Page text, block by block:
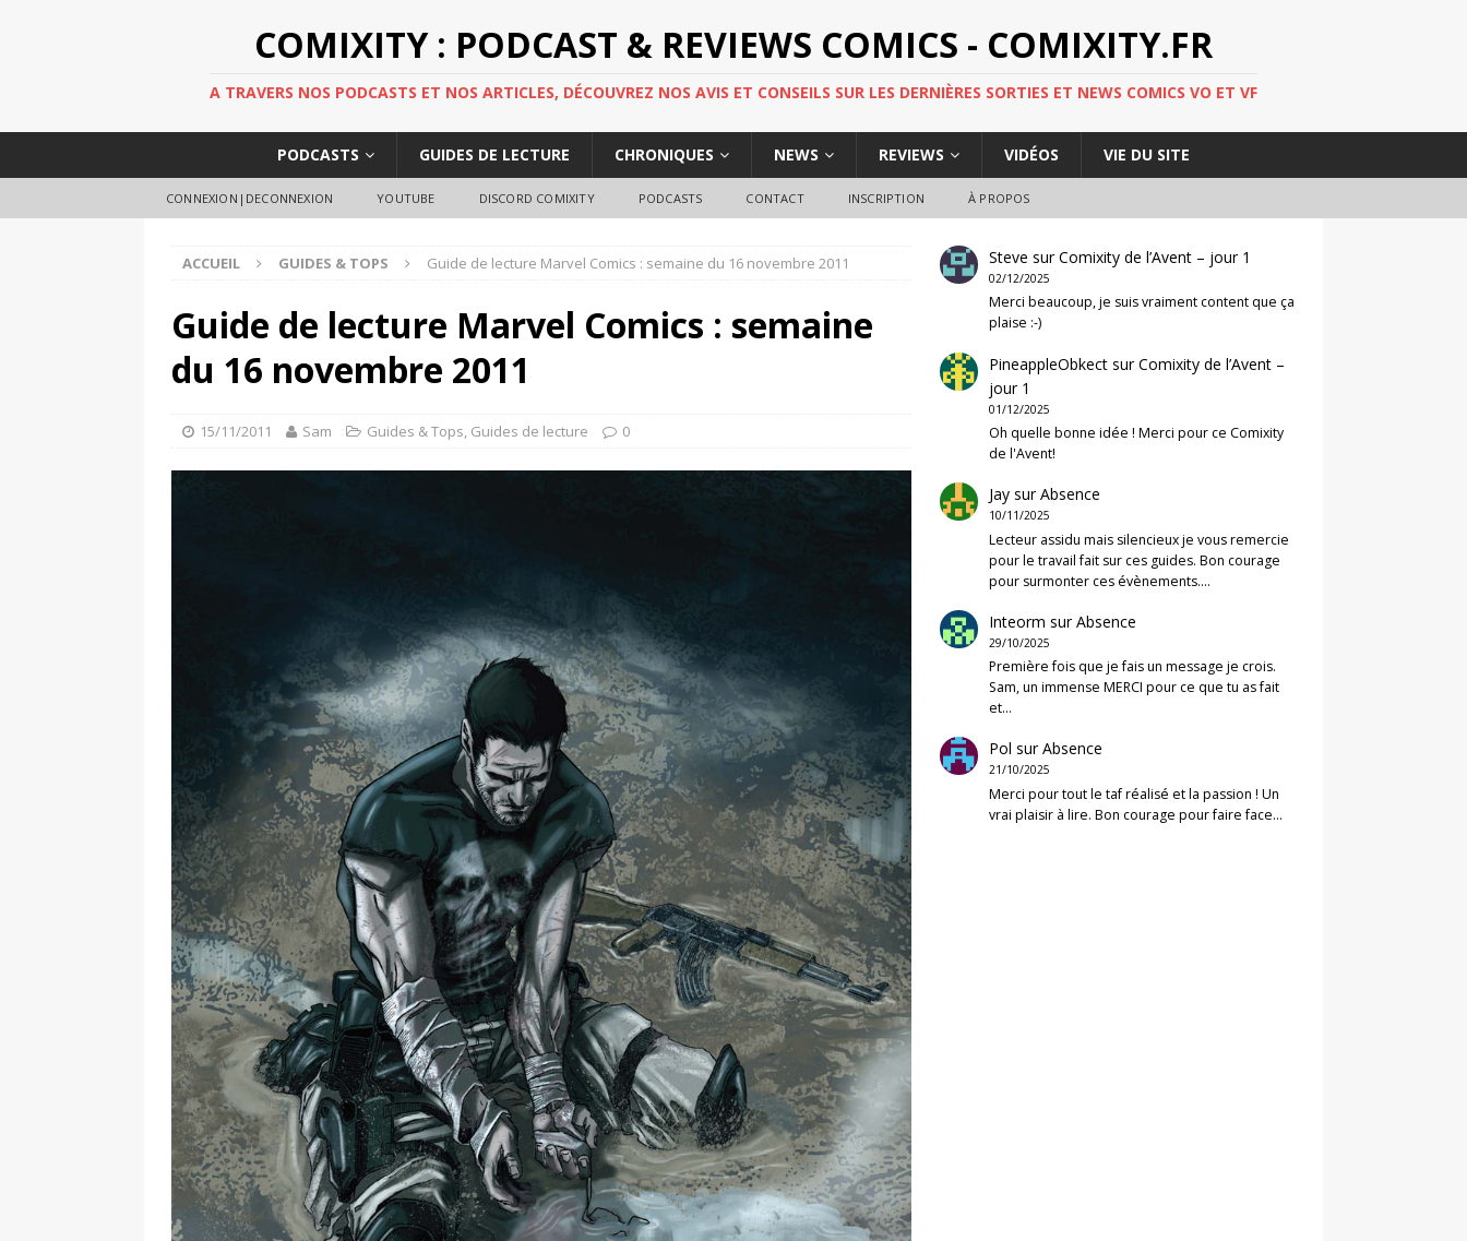
COMIXITY : PODCAST & REVIEWS COMICS - COMIXITY.FR
A TRAVERS NOS PODCASTS ET NOS ARTICLES, DÉCOUVREZ NOS AVIS ET CONSEILS SUR LES DERNIÈRES SORTIES ET NEWS COMICS VO ET VF
PODCASTS GUIDES DE LECTURE CHRONIQUES NEWS REVIEWS VIDÉOS VIE DU SITE
CONNEXION|DECONNEXION YOUTUBE DISCORD COMIXITY PODCASTS CONTACT INSCRIPTION À PROPOS
ACCUEIL GUIDES & TOPS Guide de lecture Marvel Comics : semaine du 16 novembre 2011
Guide de lecture Marvel Comics : semaine
du 16 novembre 2011
15/11/2011 Sam Guides & Tops, Guides de lecture 0
Steve surComixity de l’Avent – jour 1
02/12/2025
Merci beaucoup, je suis vraiment content que ça
plaise :-)
PineappleObkect surComixity de l’Avent –
jour 1
01/12/2025
Oh quelle bonne idée ! Merci pour ce Comixity
de l'Avent!
Jay surAbsence
10/11/2025
Lecteur assidu mais silencieux je vous remercie
pour le travail fait sur ces guides. Bon courage
pour surmonter ces évènements.…
Inteorm surAbsence
29/10/2025
Première fois que je fais un message je crois.
Sam, un immense MERCI pour ce que tu as fait
et…
Pol surAbsence
21/10/2025
Merci pour tout le taf réalisé et la passion ! Un
vrai plaisir à lire. Bon courage pour faire face…